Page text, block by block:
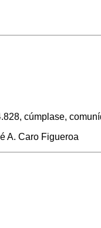
cúmplase,
A. Caro Figueroa